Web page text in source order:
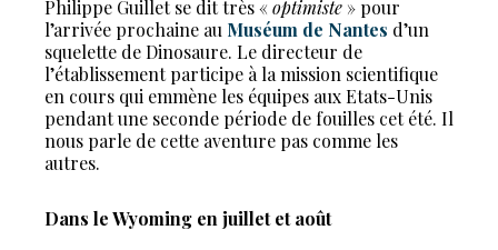
Philippe Guillet se dit très «optimiste » pour
l’arrivée prochaine au Muséum de Nantes d’un
squelette de Dinosaure. Le directeur de
l’établissement participe à la mission scientifique
en cours qui emmène les équipes aux Etats-Unis
pendant une seconde période de fouilles cet été. Il
nous parle de cette aventure pas comme les
autres.
Dans le Wyoming en juillet et août